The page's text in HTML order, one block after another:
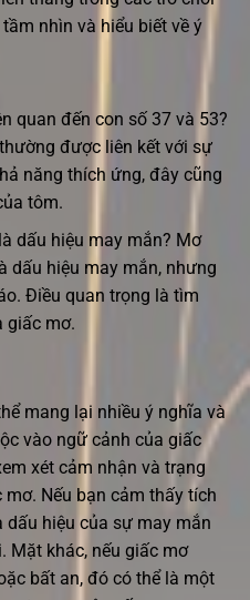
nhìn và hiểu biết về ý
quan đến con số 37 và 53?
được liên kết với sự
năng thích ứng, đây cũng
tôm.
dấu hiệu may mắn? Mơ
dấu hiệu may mắn, nhưng
Điều quan trọng là tìm
giấc mơ.
mang lại nhiều ý nghĩa và
vào ngữ cảnh của giấc
xét cảm nhận và trạng
Nếu bạn cảm thấy tích
dấu hiệu của sự may mắn
Mặt khác, nếu giấc mơ
bất an, đó có thể là một